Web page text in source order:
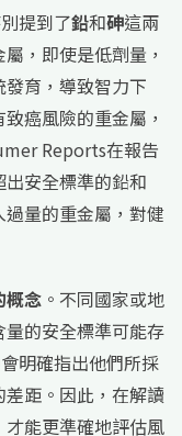
提到了鉛和砷這兩
，即使是低劑量，
育，導致智力下
癌風險的重金屬，
Reports在報告
安全標準的鉛和
量的重金屬，對健
概念 。不同國家或地
的安全標準可能存
明確指出他們所採
距。因此，在解讀
能更準確地評估風